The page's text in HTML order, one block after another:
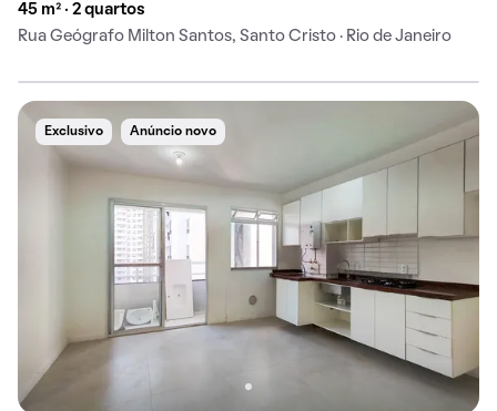
45 m² · 2 quartos
Rua Geógrafo Milton Santos, Santo Cristo · Rio de Janeiro
Exclusivo Anúncio novo